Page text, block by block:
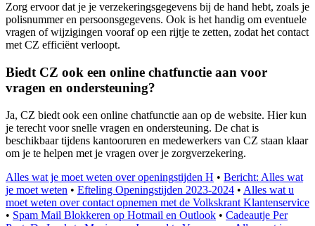
Zorg ervoor dat je je verzekeringsgegevens bij de hand hebt, zoals je
polisnummer en persoonsgegevens. Ook is het handig om eventuele
vragen of wijzigingen vooraf op een rijtje te zetten, zodat het contact
met CZ efficiënt verloopt.
Biedt CZ ook een online chatfunctie aan voor
vragen en ondersteuning?
Ja, CZ biedt ook een online chatfunctie aan op de website. Hier kun
je terecht voor snelle vragen en ondersteuning. De chat is
beschikbaar tijdens kantooruren en medewerkers van CZ staan klaar
om je te helpen met je vragen over je zorgverzekering.
Alles wat je moet weten over openingstijden H • Bericht: Alles wat
je moet weten • Efteling Openingstijden 2023-2024 • Alles wat u
moet weten over contact opnemen met de Volkskrant Klantenservice
• Spam Mail Blokkeren op Hotmail en Outlook • Cadeautje Per